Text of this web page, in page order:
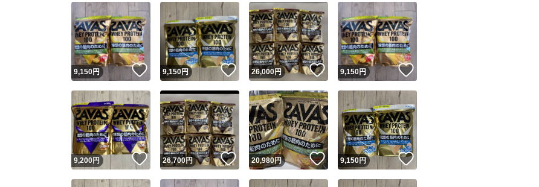
9,150円 いいね！
9,150円 いいね！
26,000円 いいね！
9,150円
9,200円 いいね！
26,700円 いいね！
20,980円 いいね！
9,150円